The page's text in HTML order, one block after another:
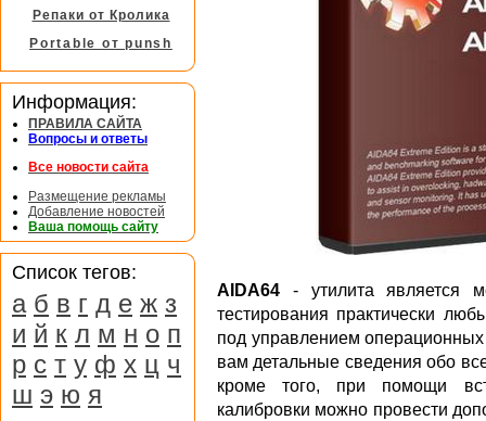
AIDA64 - утилита является
тестирования практически
под управлением
вам детальные сведения обо
кроме того, при помощи
калибровки можно провести
Репаки от Кролика
Portable от punsh
Информация:
ПРАВИЛА САЙТА
Вопросы и ответы
Все новости сайта
Размещение рекламы
Добавление новостей
Ваша помощь сайту
Список тегов:
а б в г д е ж з
и й к л м н о п
р с т у ф х ц ч
ш э ю я